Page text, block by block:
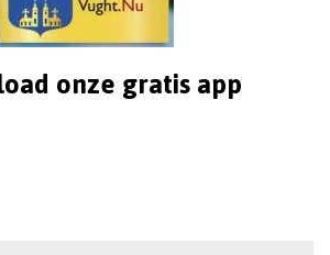
onze gratis app